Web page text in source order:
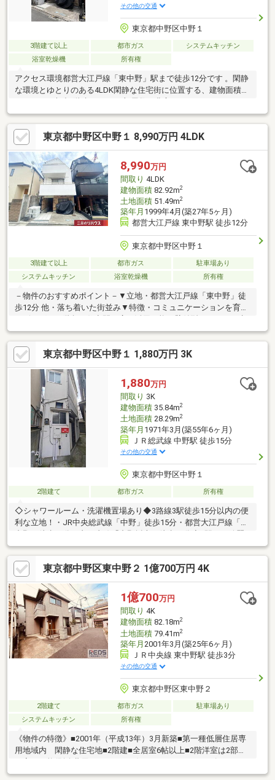
その他の交通
東京都中野区中野１
3階建て以上 都市ガス
システムキッチン
浴室乾燥機
所有権
アクセス環境都営大江戸線「東中野」駅まで徒歩12分です 。閑静
な環境とゆとりのある4LDK閑静な住宅街に位置する、建物面積
82.92m2の木造3階建てです 。部屋数が豊富な4LDKとなってお
り、各洋室にはクローゼットも完備されています。充実の設備3口
以上コンロや食器洗浄乾燥機付きのシステムキッチンなど、家事
をサポートする設備が揃っています 。また、浴室暖房乾燥機など
の快適設備のほか、モニタ付インターホンやディンプルキーも採
用されており防犯面でも安心です 。建蔽率・容積率をオーバーし
た既存不適格建築物のため、再建築の際は同規模の建物は建てら
れません。
東京都中野区中野１ 8,990万円 4LDK
8,990万円
間取り 4LDK
建物面積82.92m2
土地面積51.49m2
築年月 1999年4月(築27年5ヶ月)
都営大江戸線 東中野駅 徒歩12分
東京都中野区中野１
3階建て以上 都市ガス
駐車場あり
システムキッチン
浴室乾燥機 所有権
－物件のおすすめポイント－▼立地・都営大江戸線「東中野」徒
歩12分 他・落ち着いた街並み▼特徴・コミュニケーションを育む
回り設備を2階に集約、家事・生活動線に配慮・2階・3階にバル
コニー有・駐車スペース有(車種による)▼設備・食洗機・浴室乾
燥機▼周辺環境・谷戸小学校 徒歩4分(約250m)・まいばすけっと
中野中央2丁目店 徒歩7分(約520m)・谷戸運動公園 徒歩5分(約
370m)■ ご希望の住まい探しをお手伝いします ━━━━━・・・
物件の詳細・ご相談はお気軽にお問い合わせください。
東京都中野区中野１ 1,880万円 3K
1,880万円
間取り 3K
建物面積35.84m2
土地面積28.29m2
築年月 1971年3月(築55年6ヶ月)
ＪＲ総武線 中野駅 徒歩15分
その他の交通
東京都中野区中野１
2階建て 都市ガス 所有権
◇シャワールーム・洗濯機置場あり◆3路線3駅徒歩15分以内の便
利な立地！・JR中央総武線「中野」徒歩15分・都営大江戸線「東
中野」徒歩11分・丸の内線「中野坂上」徒歩14分◇3駅とも綺麗
になり、駅前明るくお買物も◎※再建築不可物件です→詳しくは
担当まで！ お問い合わせお待ちしております♪■内見予約受付中
■見学予約ボタンまたはフリーダイヤルまで(^^)/ ⇒詳しい資料の
ご請求は【資料請求ボタン(無料）】フリーダイヤル 【0120-97-
3903】ご質問・ご相談もお気軽にどうぞ☆彡■その他物件も多数
ご紹介中■リビングコンシェルのHPでCheck！https://www.living-
concier.co.jp/
東京都中野区東中野２ 1億700万円 4K
1億700万円
間取り 4K
建物面積82.18m2
土地面積79.41m2
築年月 2001年3月(築25年6ヶ月)
ＪＲ中央線 東中野駅 徒歩3分
その他の交通
東京都中野区東中野２
2階建て 都市ガス
駐車場あり
システムキッチン
所有権
《物件の特徴》■2001年（平成13年）3月新築■第一種低層住居専
用地域内 閑静な住宅地■2階建■全居室6帖以上■2階洋室は2部屋
mm W2300mm ※実際のサイズは現地でご確認ください■室内